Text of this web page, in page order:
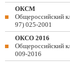
ОКСМ
Общероссийский
97) 025-2001
ОКСО 2016
Общероссийский
009-2016